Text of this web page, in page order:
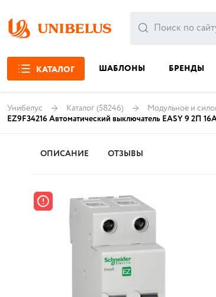
КАТАЛОГ ШАБЛОНЫ БРЕНДЫ
Унибелус Каталог (58246) Модульное и
EZ9F34216 Автоматический выключатель EASY 9 2П
ОПИСАНИЕ ОТЗЫВЫ